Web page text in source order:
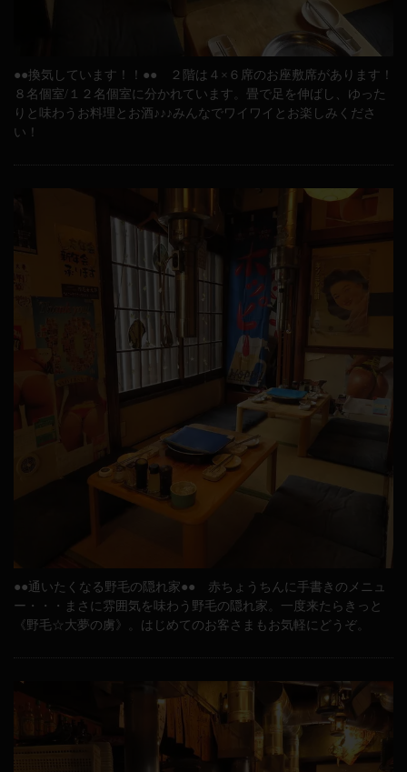
●●換気しています！！●● ２階は４×６席のお座敷席があります！
８名個室/１２名個室に分かれています。畳で足を伸ばし、ゆった
りと味わうお料理とお酒♪♪♪みんなでワイワイとお楽しみくださ
い！
●●通いたくなる野毛の隠れ家●● 赤ちょうちんに手書きのメニュ
ー・・・まさに雰囲気を味わう野毛の隠れ家。一度来たらきっと
《野毛☆大夢の虜》。はじめてのお客さまもお気軽にどうぞ。